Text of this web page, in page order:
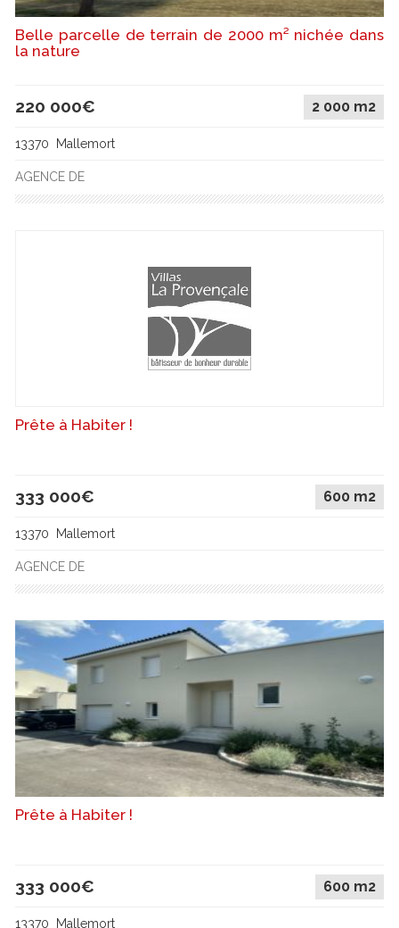
Belle parcelle de terrain de 2000 m² nichée dans
la nature
220 000€ 2 000 m2
13370 Mallemort
AGENCE DE
Prête à Habiter !
333 000€ 600 m2
13370 Mallemort
AGENCE DE
Prête à Habiter !
333 000€ 600 m2
13370 Mallemort